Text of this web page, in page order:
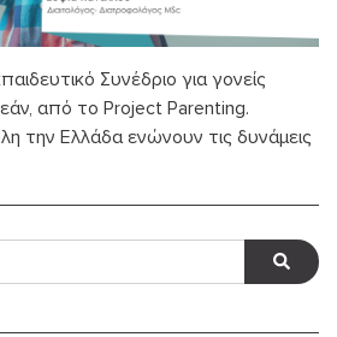
Συνέδριο για γονείς
από το Project Parenting.
την Ελλάδα ενώνουν τις δυνάμεις